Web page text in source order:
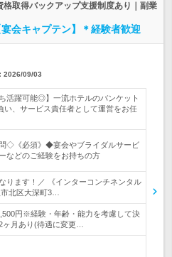
取得バックアップ支援制度あり｜副業
会キャプテン】＊経験者歓迎
2026/09/03
活躍可能◎】一流ホテルのバンケット
い、サービス責任者として運営をお任
◇《必須》◆宴会やブライダルサービ
などのご経験をお持ちの方
ります！／ 《インターコンチネンタル
北区大深町3…
円※経験・年齢・能力を考慮して決
月あり(待遇に変更…